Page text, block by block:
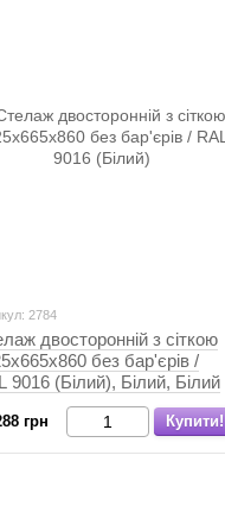
2784
двосторонній з сіткою
без бар'єрів /
9016 (Білий), Білий, Білий
грн Купити!